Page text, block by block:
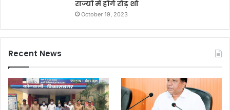
राज्यों में होंगे रोड़ शो
October 19, 2023
Recent News